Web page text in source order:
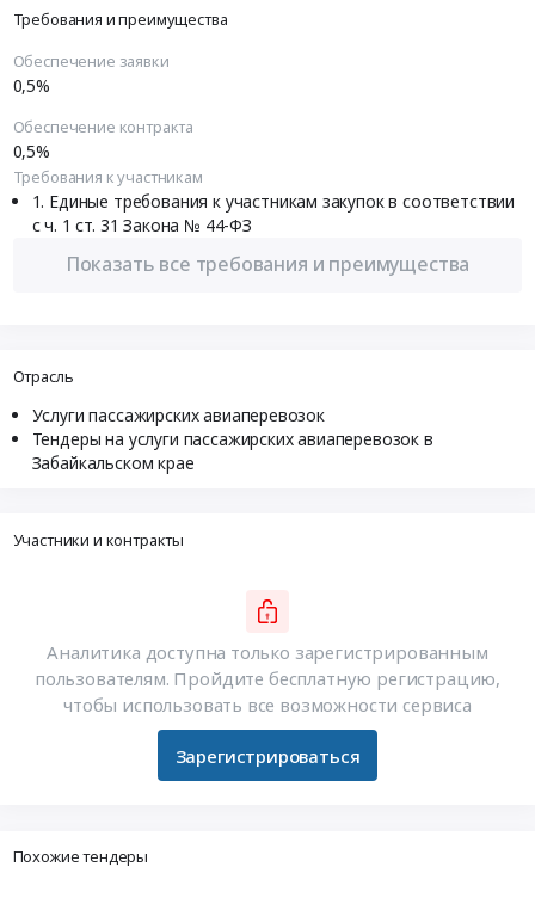
Требования и преимущества
Обеспечение заявки
0,5%
Обеспечение контракта
0,5%
Требования к участникам
Единые требования к участникам закупок в соответствии
с ч. 1 ст. 31 Закона № 44-ФЗ
Показать все требования и преимущества
Отрасль
Услуги пассажирских авиаперевозок
Тендеры на услуги пассажирских авиаперевозок в
Забайкальском крае
Участники и контракты
Аналитика доступна только зарегистрированным
пользователям. Пройдите бесплатную регистрацию,
чтобы использовать все возможности сервиса
Зарегистрироваться
Похожие тендеры